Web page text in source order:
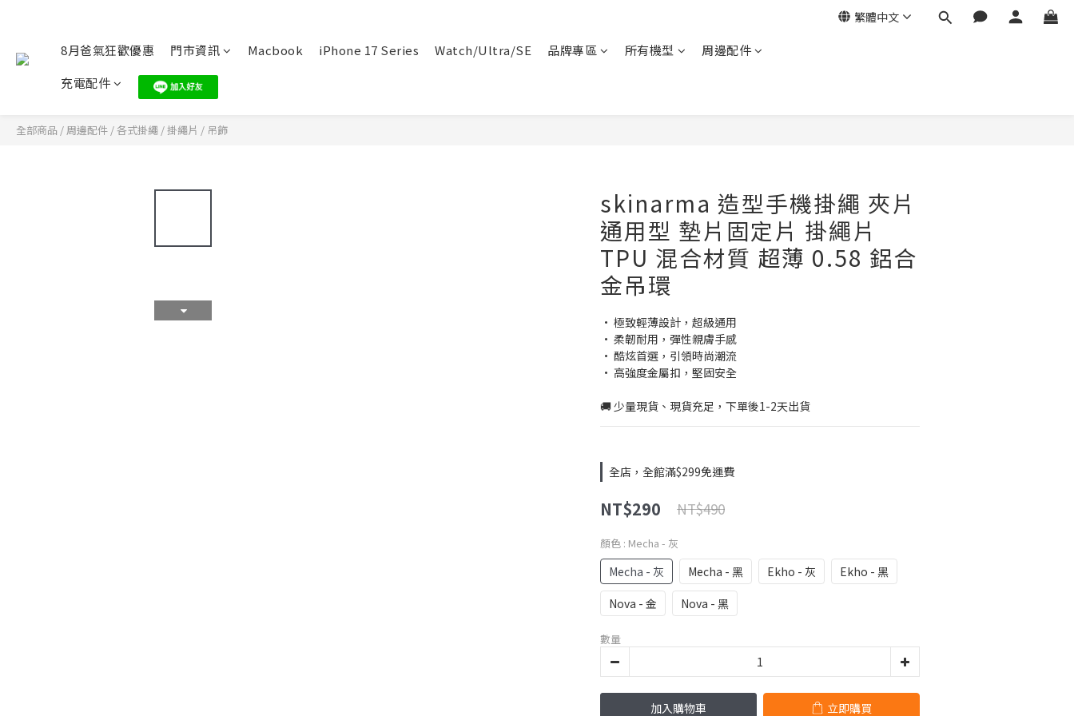
繁體中文
8月爸氣狂歡優惠 門市資訊 Macbook iPhone 17 Series Watch/Ultra/SE 品牌專區 所有機型
周邊配件
充電配件
全部商品 / 周邊配件 /各式掛繩 / 掛繩片 / 吊飾
skinarma 造型手機掛繩 夾片
通用型 墊片固定片 掛繩片
TPU 混合材質 超薄 0.58 鋁合
金吊環
• 極致輕薄設計，超級通用
• 柔韌耐用，彈性親膚手感
• 酷炫首選，引領時尚潮流
• 高強度金屬扣，堅固安全
🚚 少量現貨、現貨充足，下單後1-2天出貨
全店，全館滿$299免運費
NT$290 NT$490
顏色 : Mecha - 灰
Mecha - 灰 Mecha - 黑 Ekho - 灰
Ekho - 黑
Nova - 金
Nova - 黑
數量
加入購物車 立即購買